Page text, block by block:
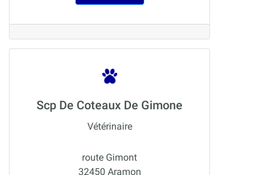
Scp De Coteaux De Gimone
Vétérinaire
route Gimont
32450 Aramon